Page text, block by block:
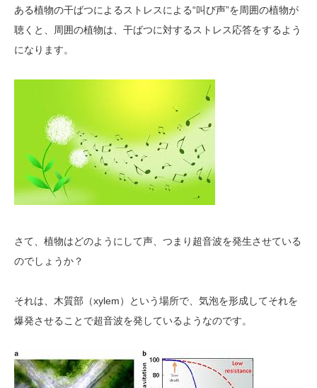
ある植物の干ばつによるストレスによる“叫び声”を周囲の植物が
聴くと、周囲の植物は、干ばつに対するストレス応答をするよう
になります。
さて、植物はどのようにして声、つまり超音波を発生させている
のでしょうか？
それは、木質部（xylem）という場所で、気泡を形成してそれを
爆発させることで超音波を発しているようなのです。